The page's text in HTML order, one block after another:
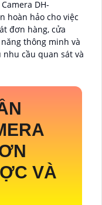
Camera DH-
hoàn hảo cho việc
đơn hàng, cửa
thông minh và
cầu quan sát và
VÀ